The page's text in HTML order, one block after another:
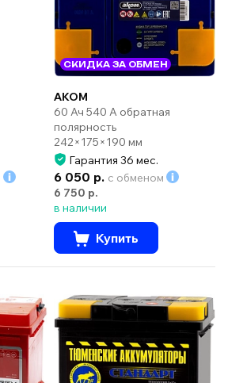
СКИДКА ЗА ОБМЕН
AKOM
60 Ач 540 А обратная
полярность
242×175×190 мм
Гарантия 36 мес.
6 050 р. с обменом
6 750 р.
в наличии
Купить